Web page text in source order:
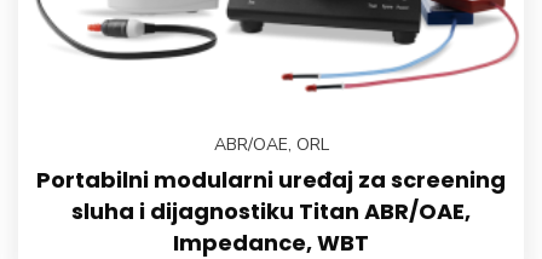
ABR/OAE, ORL
Portabilni modularni uređaj za screening
sluha i dijagnostiku Titan ABR/OAE,
Impedance, WBT